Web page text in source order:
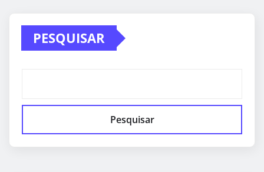
PESQUISAR
Pesquisar